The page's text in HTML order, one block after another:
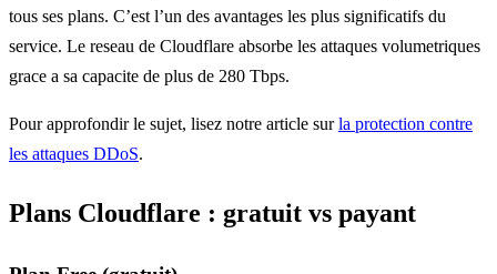
tous ses plans. C’est l’un des avantages les plus significatifs du
service. Le reseau de Cloudflare absorbe les attaques volumetriques
grace a sa capacite de plus de 280 Tbps.
Pour approfondir le sujet, lisez notre article surla protection contre
les attaques DDoS.
Plans Cloudflare : gratuit vs payant